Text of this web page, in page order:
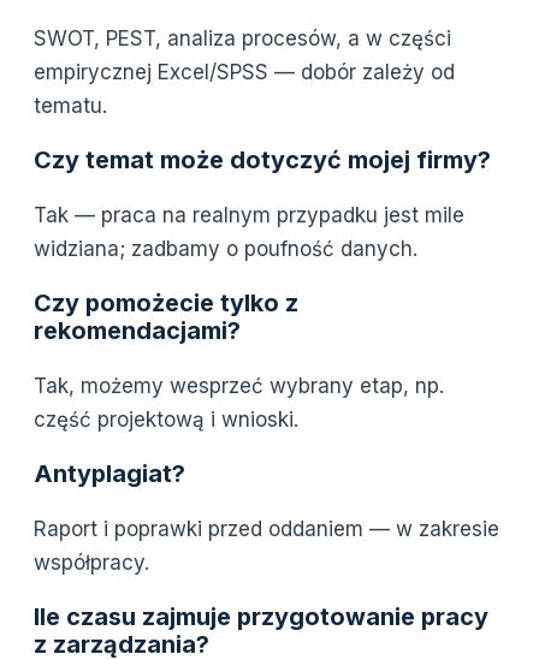
SWOT, PEST, analiza procesów, a w części
empirycznej Excel/SPSS — dobór zależy od
tematu.
Czy temat może dotyczyć mojej firmy?
Tak — praca na realnym przypadku jest mile
widziana; zadbamy o poufność danych.
Czy pomożecie tylko z
rekomendacjami?
Tak, możemy wesprzeć wybrany etap, np.
część projektową i wnioski.
Antyplagiat?
Raport i poprawki przed oddaniem — w zakresie
współpracy.
Ile czasu zajmuje przygotowanie pracy
z zarządzania?